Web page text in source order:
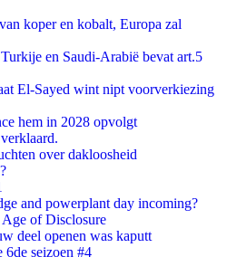
koper en kobalt, Europa zal
en Saudi-Arabië bevat art.5
El-Sayed wint nipt voorverkiezing
hem in 2028 opvolgt
over dakloosheid
and powerplant day incoming?
of Disclosure
deel openen was kaputt
seizoen #4